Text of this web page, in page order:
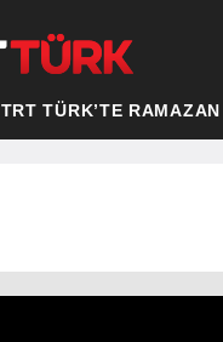
TRT TÜRK’TE RAMAZAN